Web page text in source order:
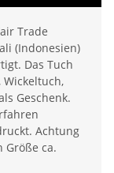
Trade
(Indonesien)
Das Tuch
Geschenk.
Achtung
Größe ca.